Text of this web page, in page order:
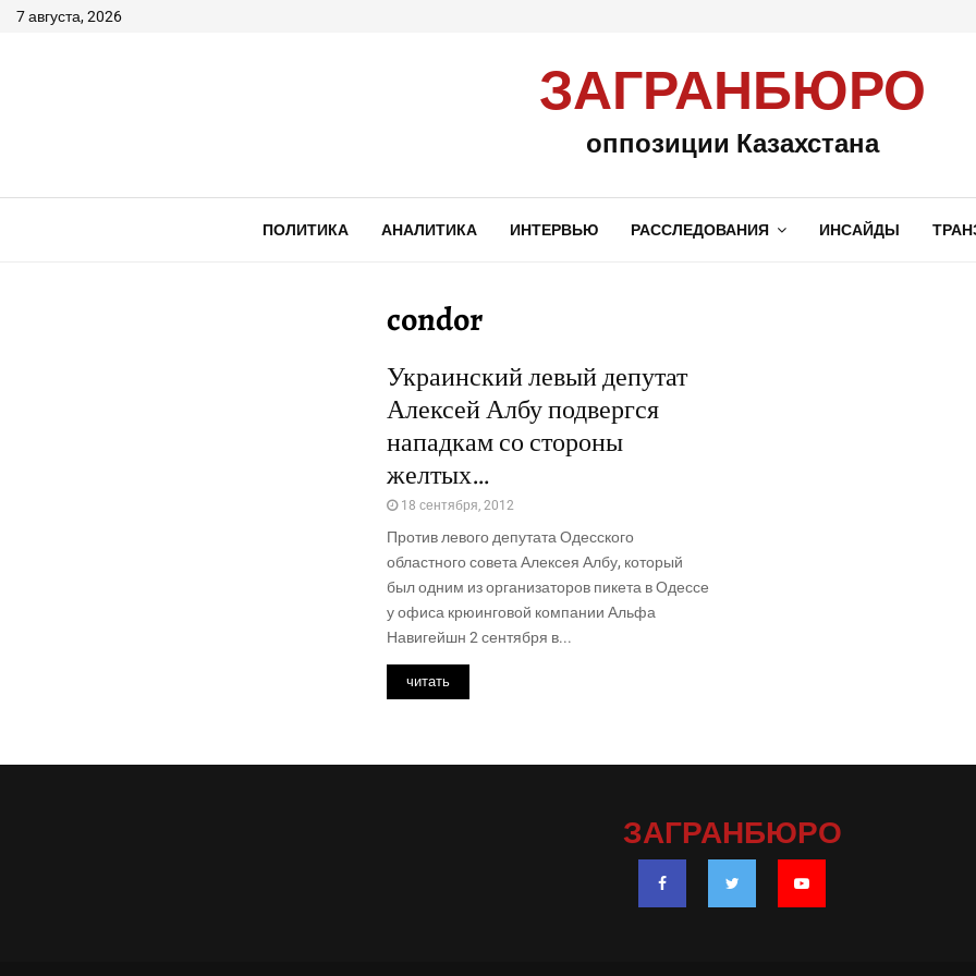
7 августа, 2026
ЗАГРАНБЮРО
оппозиции Казахстана
ПОЛИТИКА АНАЛИТИКА ИНТЕРВЬЮ РАССЛЕДОВАНИЯ ИНСАЙДЫ
condor
Украинский левый депутат
Алексей Албу подвергся
нападкам со стороны
желтых…
18 сентября, 2012
Против левого депутата Одесского
областного совета Алексея Албу, который
был одним из организаторов пикета в Одессе
у офиса крюинговой компании Альфа
Навигейшн 2 сентября в...
читать
ЗАГРАНБЮРО